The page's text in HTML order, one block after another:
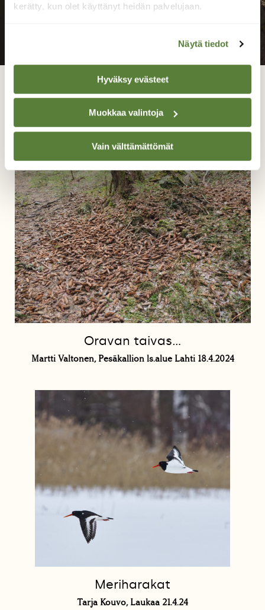
kerätty, kun olet käyttänyt heidän palvelujaan.
Näytä tiedot
Hyväksy evästeet
Muokkaa valintoja
Vain välttämättömät
Terttuselja.
Martti Valtonen, Pesäkallion ls.alue Lahti 18.4.2024
Oravan taivas...
Martti Valtonen, Pesäkallion ls.alue Lahti 18.4.2024
Meriharakat
Tarja Kouvo, Laukaa 21.4.24